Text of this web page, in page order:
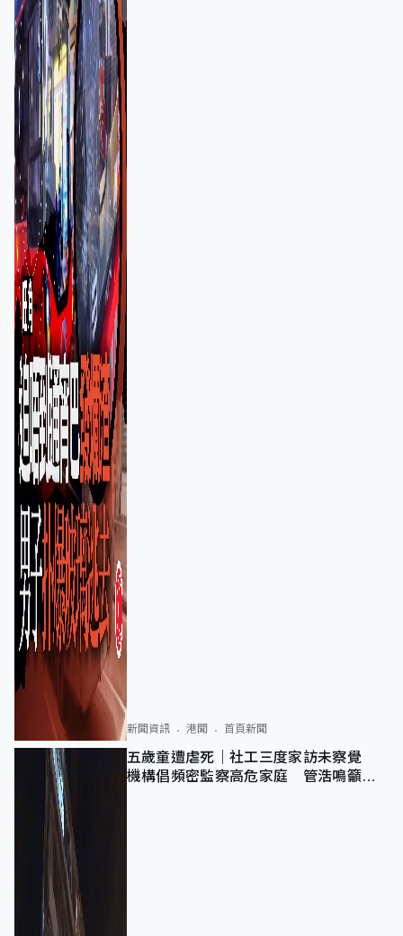
新聞資訊 港聞 首頁新聞
五歲童遭虐死｜社工三度家訪未察覺
機構倡頻密監察高危家庭 管浩鳴籲加